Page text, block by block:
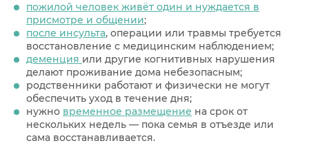
пожилой человек живёт один и нуждается в
присмотре и общении;
после инсульта, операции или травмы требуется
восстановление с медицинским наблюдением;
деменция или другие когнитивных нарушения
делают проживание дома небезопасным;
родственники работают и физически не могут
обеспечить уход в течение дня;
нужно временное размещение на срок от
нескольких недель — пока семья в отъезде или
сама восстанавливается.